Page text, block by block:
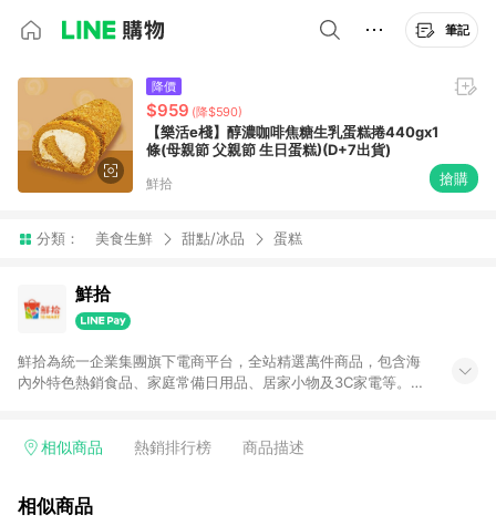
筆記
降價
$959 (降$590)
【樂活e棧】醇濃咖啡焦糖生乳蛋糕捲440gx1
條(母親節 父親節 生日蛋糕)(D+7出貨)
鮮拾 搶購
分類： 美食生鮮 甜點/冰品 蛋糕
鮮拾
鮮拾為統一企業集團旗下電商平台，全站精選萬件商品，包含海
內外特色熱銷食品、家庭常備日用品、居家小物及3C家電等。全
有好康。LINE好友招募中搜尋@10mart。 ＊特定 iPhone17 將不
相似商品 熱銷排行榜 商品描述
相似商品